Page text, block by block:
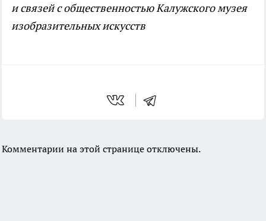
и связей с общественностью Калужского музея
изобразительных искусств
Комментарии на этой странице отключены.